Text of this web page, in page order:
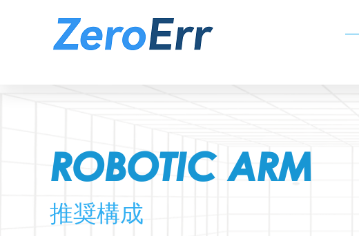
ROBOTIC ARM
推奨構成